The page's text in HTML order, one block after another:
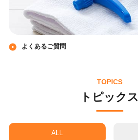
よくあるご質問
TOPICS
トピックス
ALL